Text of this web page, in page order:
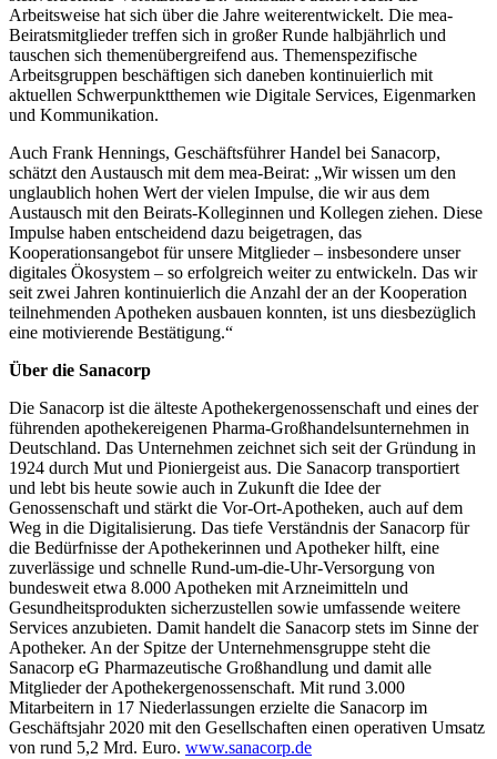
Arbeitsweise hat sich über die Jahre weiterentwickelt. Die mea-
Beiratsmitglieder treffen sich in großer Runde halbjährlich und
tauschen sich themenübergreifend aus. Themenspezifische
Arbeitsgruppen beschäftigen sich daneben kontinuierlich mit
aktuellen Schwerpunktthemen wie Digitale Services, Eigenmarken
und Kommunikation.
Auch Frank Hennings, Geschäftsführer Handel bei Sanacorp,
schätzt den Austausch mit dem mea-Beirat: „Wir wissen um den
unglaublich hohen Wert der vielen Impulse, die wir aus dem
Austausch mit den Beirats-Kolleginnen und Kollegen ziehen. Diese
Impulse haben entscheidend dazu beigetragen, das
Kooperationsangebot für unsere Mitglieder – insbesondere unser
digitales Ökosystem – so erfolgreich weiter zu entwickeln. Das wir
seit zwei Jahren kontinuierlich die Anzahl der an der Kooperation
teilnehmenden Apotheken ausbauen konnten, ist uns diesbezüglich
eine motivierende Bestätigung.“
Über die Sanacorp
Die Sanacorp ist die älteste Apothekergenossenschaft und eines der
führenden apothekereigenen Pharma-Großhandelsunternehmen in
Deutschland. Das Unternehmen zeichnet sich seit der Gründung in
1924 durch Mut und Pioniergeist aus. Die Sanacorp transportiert
und lebt bis heute sowie auch in Zukunft die Idee der
Genossenschaft und stärkt die Vor-Ort-Apotheken, auch auf dem
Weg in die Digitalisierung. Das tiefe Verständnis der Sanacorp für
die Bedürfnisse der Apothekerinnen und Apotheker hilft, eine
zuverlässige und schnelle Rund-um-die-Uhr-Versorgung von
bundesweit etwa 8.000 Apotheken mit Arzneimitteln und
Gesundheitsprodukten sicherzustellen sowie umfassende weitere
Services anzubieten. Damit handelt die Sanacorp stets im Sinne der
Apotheker. An der Spitze der Unternehmensgruppe steht die
Sanacorp eG Pharmazeutische Großhandlung und damit alle
Mitglieder der Apothekergenossenschaft. Mit rund 3.000
Mitarbeitern in 17 Niederlassungen erzielte die Sanacorp im
Geschäftsjahr 2020 mit den Gesellschaften einen operativen Umsatz
von rund 5,2 Mrd. Euro. www.sanacorp.de